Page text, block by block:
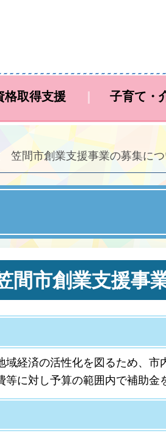
格取得支援 子育て・
笠間市創業支援事業の募集に
間市創業支援事
経済の活性化を図るため、市
に対し予算の範囲内で補助金